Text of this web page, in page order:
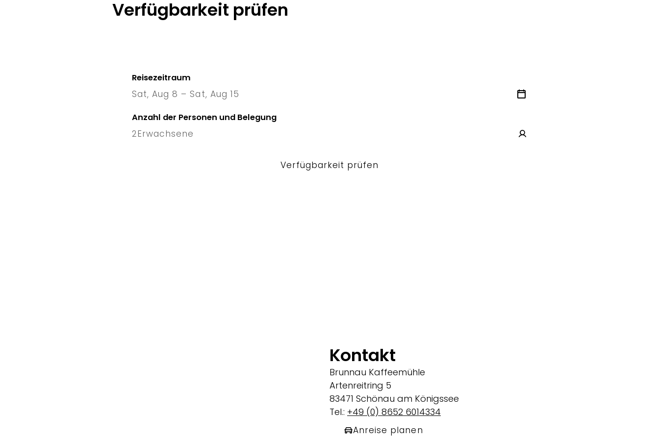
Verfügbarkeit prüfen
Reisezeitraum
Sat, Aug 8 – Sat, Aug 15
Anzahl der Personen und Belegung
2Erwachsene
Verfügbarkeit prüfen
Kontakt
Brunnau Kaffeemühle
Artenreitring 5
83471 Schönau am Königssee
Tel.: +49 (0) 8652 6014334
Anreise planen